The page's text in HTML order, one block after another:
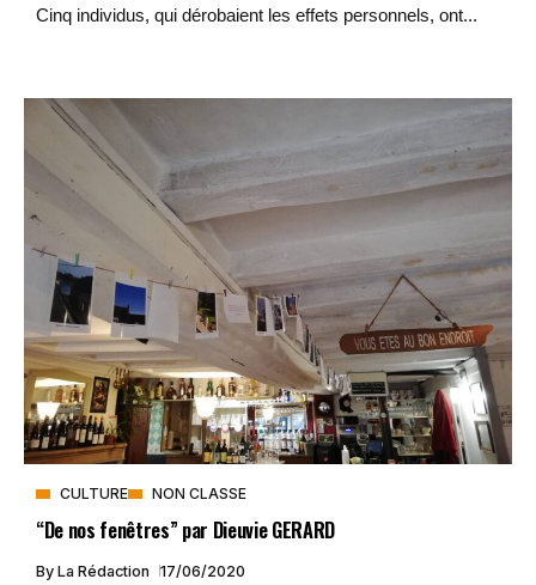
Cinq individus, qui dérobaient les effets personnels, ont...
CULTURE NON CLASSE
“De nos fenêtres” par Dieuvie GERARD
By La Rédaction 17/06/2020